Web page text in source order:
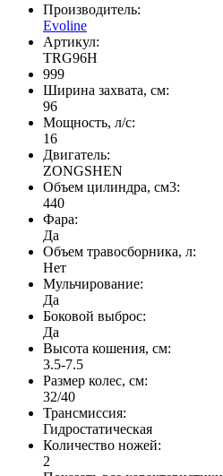
Производитель:
Evoline
Артикул:
TRG96H
999
Ширина захвата, см:
96
Мощность, л/с:
16
Двигатель:
ZONGSHEN
Объем цилиндра, см3:
440
Фара:
Да
Объем травосборника, л:
Нет
Мульчирование:
Да
Боковой выброс:
Да
Высота кошения, см:
3.5-7.5
Размер колес, см:
32/40
Трансмиссия:
Гидростатическая
Количество ножей:
2